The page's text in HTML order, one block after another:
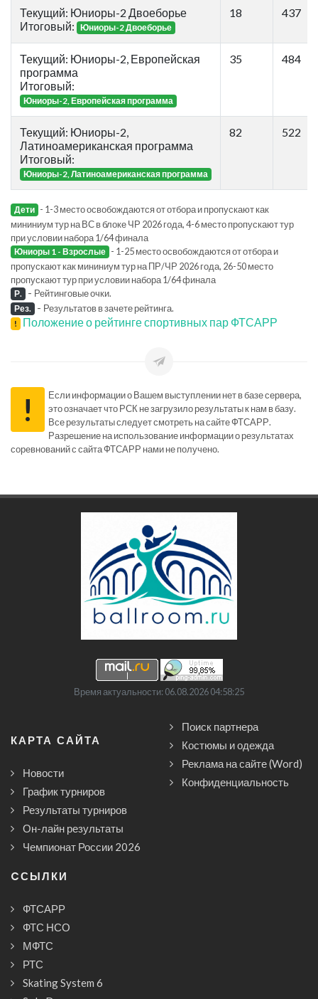
Текущий: Юниоры-2 Двоеборье
Итоговый: Юниоры-2 Двоеборье
18 437
Текущий: Юниоры-2, Европейская
программа
Итоговый:
Юниоры-2, Европейская программа
35 484
Текущий: Юниоры-2,
Латиноамериканская программа
Итоговый:
Юниоры-2, Латиноамериканская программа
82 522
Дети - 1-3 место освобождаются от отбора и пропускают как
мининиум тур на ВС в блоке ЧР 2026 года, 4-6 место пропускают тур
при условии набора 1/64 финала
Юниоры 1 - Взрослые - 1-25 место освобождаются от отбора и
пропускают как мининиум тур на ПР/ЧР 2026 года, 26-50 место
пропускают тур при условии набора 1/64 финала
Р. - Рейтинговые очки.
Рез. - Результатов в зачете рейтинга.
! Положение о рейтинге спортивных пар ФТСАРР
!
Если информации о Вашем выступлении нет в базе сервера,
это означает что РСК не загрузило результаты к нам в базу.
Все результаты следует смотреть на сайте ФТСАРР.
Разрешение на использование информации о результатах
соревнований с сайта ФТСАРР нами не получено.
Время актуальности: 06.08.2026 04:58:25
КАРТА САЙТА
Новости
График турниров
Результаты турниров
Он-лайн результаты
Чемпионат России 2026
Поиск партнера
Костюмы и одежда
Реклама на сайте (Word)
Конфиденциальность
CСЫЛКИ
ФТСАРР
ФТС НСО
МФТС
РТС
Skating System 6